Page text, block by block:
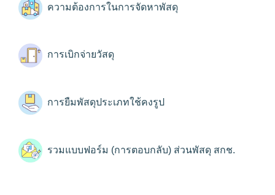
ความต้องการในการจัดหาพัสดุ
การเบิกจ่ายวัสดุ
การยืมพัสดุประเภทใช้คงรูป
รวมแบบฟอร์ม (การตอบกลับ) ส่วนพัสดุ สกช.